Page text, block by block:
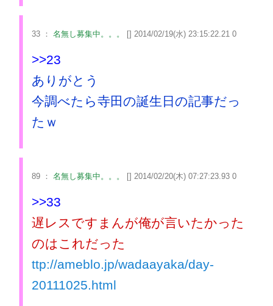
33 ： 名無し募集中。。。 [] 2014/02/19(水) 23:15:22.21 0
>>23
ありがとう
今調べたら寺田の誕生日の記事だっ
たｗ
89 ： 名無し募集中。。。 [] 2014/02/20(木) 07:27:23.93 0
>>33
遅レスですまんが俺が言いたかった
のはこれだった
ttp://ameblo.jp/wadaayaka/day-
20111025.html